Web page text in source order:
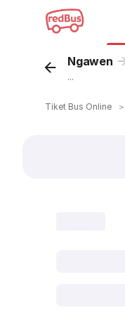
Ngawen
...
Tiket Bus Online ＞